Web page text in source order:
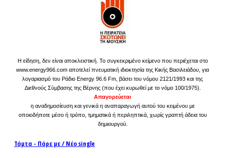
Η είδηση, δεν είναι αποκλειστική. Το συγκεκριμένο κείμενο που περιέχεται στο
www.energy966.com αποτελεί πνευματική ιδιοκτησία της Κικής Βασιλειάδου, για
λογαριασμό του Ράδιο Energy 96.6 Fm, βάσει του νόμου 2121/1993 και της
Διεθνούς Σύμβασης της Βέρνης (που έχει κυρωθεί με το νόμο 100/1975).
Απαγορεύεται
η αναδημοσίευση και γενικά η αναπαραγωγή αυτού του κειμένου με
οποιοδήποτε μέσο ή τρόπο, τμηματικά ή περιληπτικά, χωρίς γραπτή άδεια του
δημιουργού.
Τάμτα - Πάρε με / Νέο single